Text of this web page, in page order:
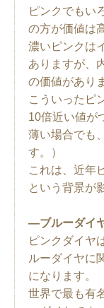
ピンクでもい
の方が価値は
濃いピンクは
ありますが、
の価値があり
こういったピ
10倍近い値が
薄い場合でも
す。）
これは、近年
という背景が
―ブルーダイ
ピンクダイヤ
ルーダイヤに
になります。
世界で最も有